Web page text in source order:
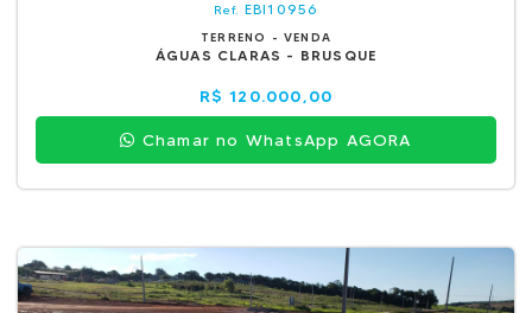
Ref. EBI10956
TERRENO - VENDA
ÁGUAS CLARAS - BRUSQUE
R$ 120.000,00
Chamar no WhatsApp AGORA